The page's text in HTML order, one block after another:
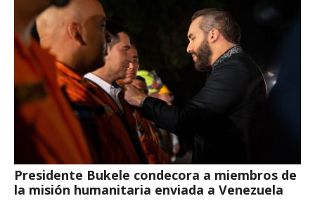
Presidente Bukele condecora a miembros de
la misión humanitaria enviada a Venezuela